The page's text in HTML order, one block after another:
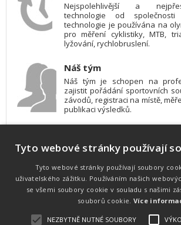
Nejspolehlivější a
technologie od společnosti
technologie je používána na
pro měření cyklistiky, MTB,
lyžování, rychlobruslení.
Náš tým
Náš tým je schopen na
zajistit pořádání sportovních
závodů, registraci na místě,
publikaci výsledků.
Pro měření, zpracování a
používáme software vyvinutý
online publikovat výsledky
obrazovky a s nepatrným
webových stránkách.
Tyto webové stránky používají
Tyto webové stránky používají soubory
uživatelského zážitku. Používáním našich
se všemi soubory cookie v souladu s našimi
souborů cookie. Více
NEZBYTNĚ NUTNÉ SOUBORY